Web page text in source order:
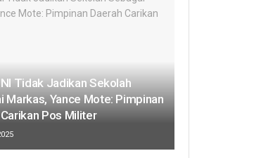
Tidak Jadikan Sekolah
Markas, Yance Mote: Pimpinan
Pos Militer